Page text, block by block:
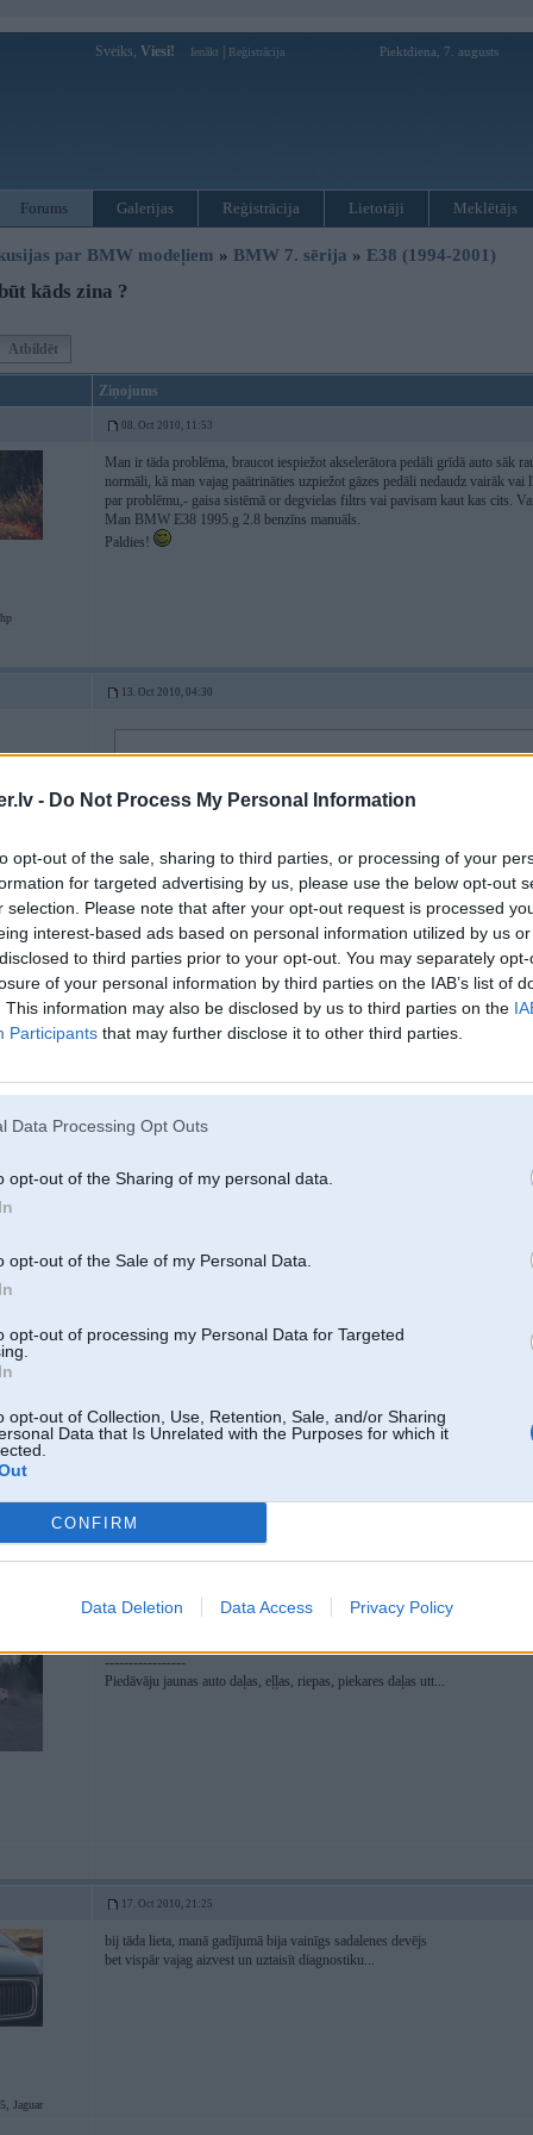
- Do Not Process My Personal Information
opt-out of the sale, sharing to third parties, or processing of your
for targeted advertising by us, please use the below opt-out
selection. Please note that after your opt-out request is processed
interest-based ads based on personal information utilized by us
to third parties prior to your opt-out. You may separately
of your personal information by third parties on the IAB’s list of
This information may also be disclosed by us to third parties on the
Participants that may further disclose it to other third parties.
Data Processing Opt Outs
opt-out of the Sharing of my personal data.
opt-out of the Sale of my Personal Data.
opt-out of processing my Personal Data for Targeted
opt-out of Collection, Use, Retention, Sale, and/or Sharing
Data that Is Unrelated with the Purposes for which it
CONFIRM
Data Deletion Data Access Privacy Policy
Sveiks, Viesi! Ienākt Reģistrācija Piektdiena, 7. augusts
Forums Galerijas Reģistrācija Lietotāji Meklētājs
par BMW modeļiem » BMW 7. sērija » E38 (1994-2001)
kāds zina ?
Atbildēt
Ziņojums
08. Oct 2010, 11:53
Man ir tāda problēma, braucot iespiežot akselerātora pedāli grīdā auto sāk
normāli, kā man vajag paātrināties uzpiežot gāzes pedāli nedaudz vairāk
par problēmu,- gaisa sistēmā or degvielas filtrs vai pavisam kaut kas cits.
Man BMW E38 1995.g 2.8 benzīns manuāls.
Paldies!
13. Oct 2010, 04:30
08 Oct 2010, 11:53:08 TwinTurbo rakstīja:
Man ir tāda problēma, braucot iespiežot akselerātora pedāli grīdā auto
viss ir normāli, kā man vajag paātrināties uzpiežot gāzes pedāli
kas varētu būt par problēmu,- gaisa sistēmā or degvielas filtrs vai
Man BMW E38 1995.g 2.8 benzīns manuāls.
Paldies!
Nespied grīdā! Tak cēloņi var būt dažādi, aizved uz Permalatu un tur
13. Oct 2010, 06:50
rokā
Permalatu nē, labak remonte pie driver, bus letak un neapjās. Nekas traks
13 Oct 2010, 06:50:13 egonspleeve rakstīja:
-----------------
Piedāvāju jaunas auto daļas, eļļas, riepas, piekares daļas utt...
17. Oct 2010, 21:25
Jaguar
bij tāda lieta, manā gadījumā bija vainīgs sadalenes devējs
bet vispār vajag aizvest un uztaisīt diagnostiku...